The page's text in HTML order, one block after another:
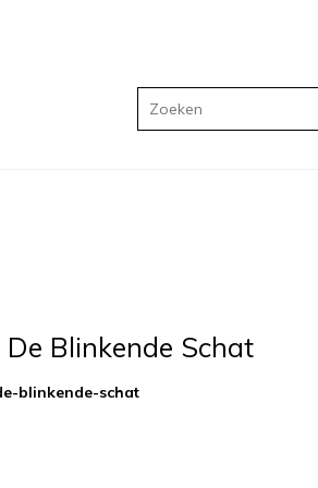
Zoeken
De Blinkende Schat
blinkende-schat